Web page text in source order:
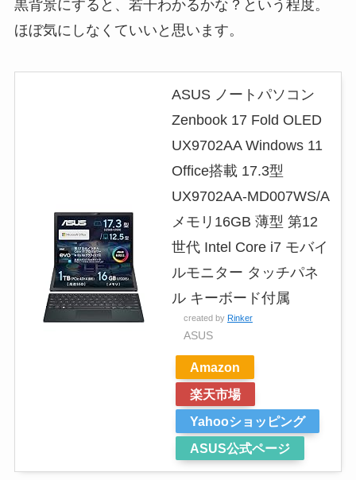
黒背景にすると、若干わかるかな？という程度。
ほぼ気にしなくていいと思います。
ASUS ノートパソコン
Zenbook 17 Fold OLED
UX9702AA Windows 11
Office搭載 17.3型
UX9702AA-MD007WS/A
メモリ16GB 薄型 第12
世代 Intel Core i7 モバイ
ルモニター タッチパネ
ル キーボード付属
created by Rinker
ASUS
Amazon
楽天市場
Yahooショッピング
ASUS公式ページ